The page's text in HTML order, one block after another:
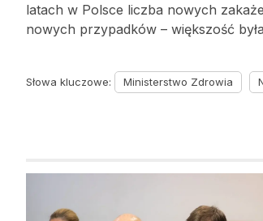
latach w Polsce liczba nowych
nowych przypadków – większość
Słowa kluczowe: Ministerstwo Zdrowia